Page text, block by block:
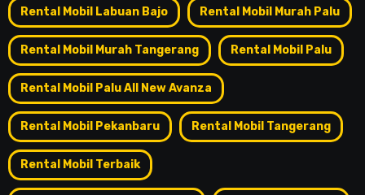
Rental Mobil Labuan Bajo Rental Mobil Murah Palu
Rental Mobil Murah Tangerang Rental Mobil Palu
Rental Mobil Palu All New Avanza
Rental Mobil Pekanbaru Rental Mobil Tangerang
Rental Mobil Terbaik